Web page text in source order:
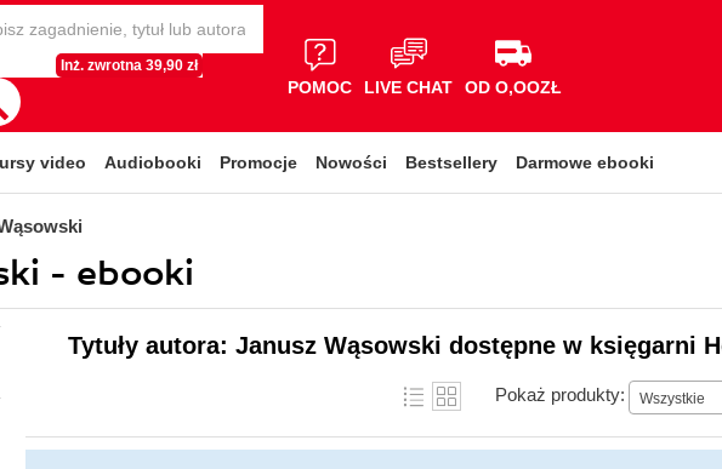
Inż. zwrotna 39,90 zł
POMOC LIVE CHAT OD O,OOZŁ
video Audiobooki Promocje Nowości Bestsellery Darmowe ebooki
- ebooki
Tytuły autora: Janusz Wąsowski dostępne w księgarni
Pokaż produkty: Wszystkie